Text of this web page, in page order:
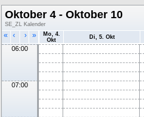
Oktober 4 - Oktober 10
SE_ZL Kalender
« ‹ › »
Mo, 4.
Okt
Di, 5. Okt
06:00
07:00